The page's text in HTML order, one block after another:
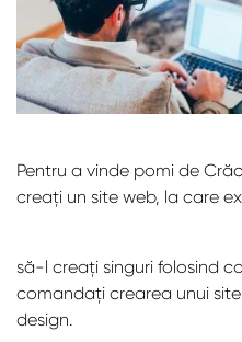
Pentru a vinde pomi de
creați un site web, la care
să-l creați singuri folosind
comandați crearea unui
design.